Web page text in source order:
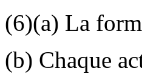
(6)(a) La
(b) Chaque